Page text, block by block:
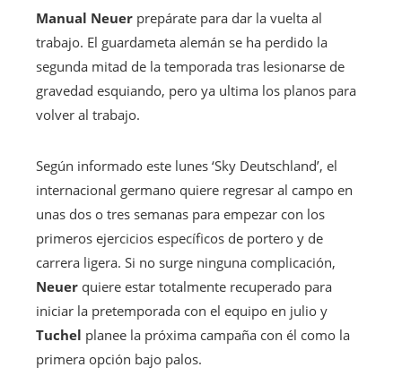
Manual Neuer prepárate para dar la vuelta al
trabajo. El guardameta alemán se ha perdido la
segunda mitad de la temporada tras lesionarse de
gravedad esquiando, pero ya ultima los planos para
volver al trabajo.
Según informado este lunes ‘Sky Deutschland’, el
internacional germano quiere regresar al campo en
unas dos o tres semanas para empezar con los
primeros ejercicios específicos de portero y de
carrera ligera. Si no surge ninguna complicación,
Neuer quiere estar totalmente recuperado para
iniciar la pretemporada con el equipo en julio y
Tuchel planee la próxima campaña con él como la
primera opción bajo palos.